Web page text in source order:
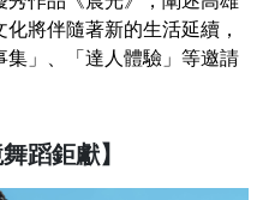
將伴隨著新的生活延續，
集」、「達人體驗」等邀請
蹈鉅獻】